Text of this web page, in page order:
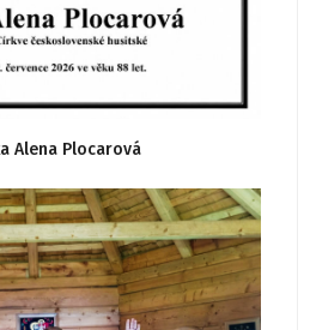
Alena Plocarová